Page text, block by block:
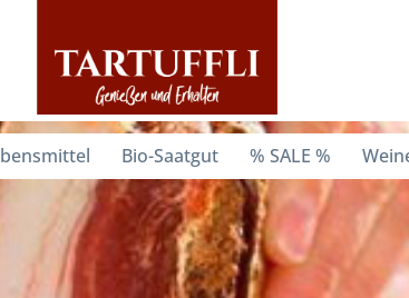
Bio-Saatgut % SALE %